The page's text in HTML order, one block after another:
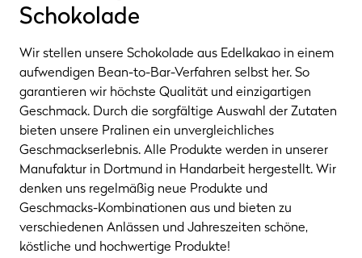
Schokolade
Wir stellen unsere Schokolade aus Edelkakao in einem
aufwendigen Bean-to-Bar-Verfahren selbst her. So
garantieren wir höchste Qualität und einzigartigen
Geschmack. Durch die sorgfältige Auswahl der Zutaten
bieten unsere Pralinen ein unvergleichliches
Geschmackserlebnis. Alle Produkte werden in unserer
Manufaktur in Dortmund in Handarbeit hergestellt. Wir
denken uns regelmäßig neue Produkte und
Geschmacks-Kombinationen aus und bieten zu
verschiedenen Anlässen und Jahreszeiten schöne,
köstliche und hochwertige Produkte!